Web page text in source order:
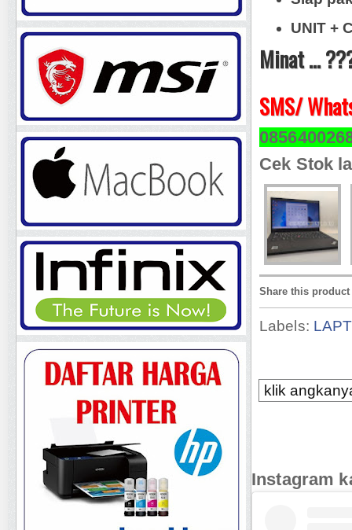
UNIT +
Minat ...
SMS/
Cek Stok
Share this product
Labels:
klik
Instagram